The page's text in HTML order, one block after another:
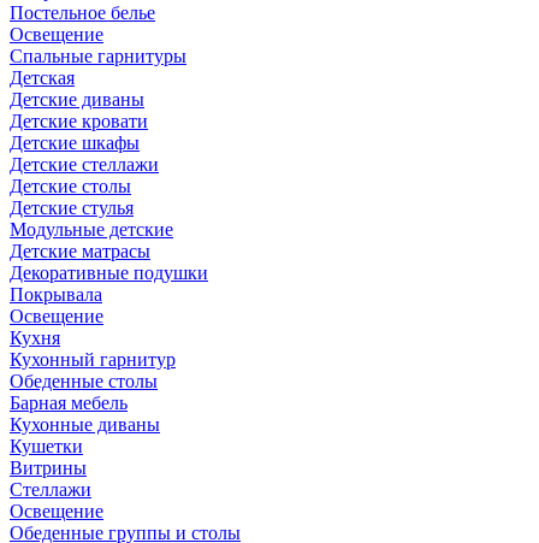
Постельное белье
Освещение
Спальные гарнитуры
Детская
Детские диваны
Детские кровати
Детские шкафы
Детские стеллажи
Детские столы
Детские стулья
Модульные детские
Детские матрасы
Декоративные подушки
Покрывала
Освещение
Кухня
Кухонный гарнитур
Обеденные столы
Барная мебель
Кухонные диваны
Кушетки
Витрины
Стеллажи
Освещение
Обеденные группы и столы